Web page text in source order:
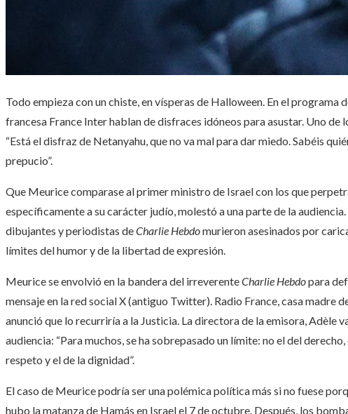
Todo empieza con un chiste, en vísperas de Halloween. En el programa
francesa France Inter hablan de disfraces idóneos para asustar. Uno de
“Está el disfraz de Netanyahu, que no va mal para dar miedo. Sabéis
prepucio”.
Que Meurice comparase al primer ministro de Israel con los que
específicamente a su carácter judío, molestó a una parte de la
dibujantes y periodistas deCharlie Hebdomurieron asesinados por
límites del humor y de la libertad de expresión.
Meurice se envolvió en la bandera del irreverenteCharlie Hebdopara
mensaje en la red social X (antiguo Twitter). Radio France, casa madre
anunció que lo recurriría a la Justicia. La directora de la emisora, Adèle
audiencia: “Para muchos, se ha sobrepasado un límite: no el del
respeto y el de la dignidad”.
El caso de Meurice podría ser una polémica política más si no fuese
hubo la matanza de Hamás en Israel el 7 de octubre. Después, los